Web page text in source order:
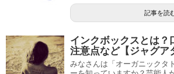
記事を読
インクボックスとは？
注意点など【ジャグア
みなさんは「オーガニックタ